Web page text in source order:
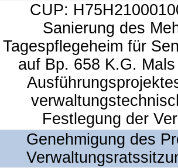
CUP:
Sanierung des
Tagespflegeheim für
auf Bp. 658 K.G.
Festlegung der
Genehmigung des